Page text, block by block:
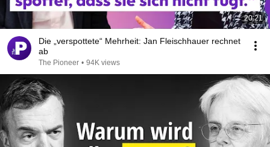
20:21
Die „verspottete“ Mehrheit: Jan Fleischhauer rechnet
ab
The Pioneer • 94K views